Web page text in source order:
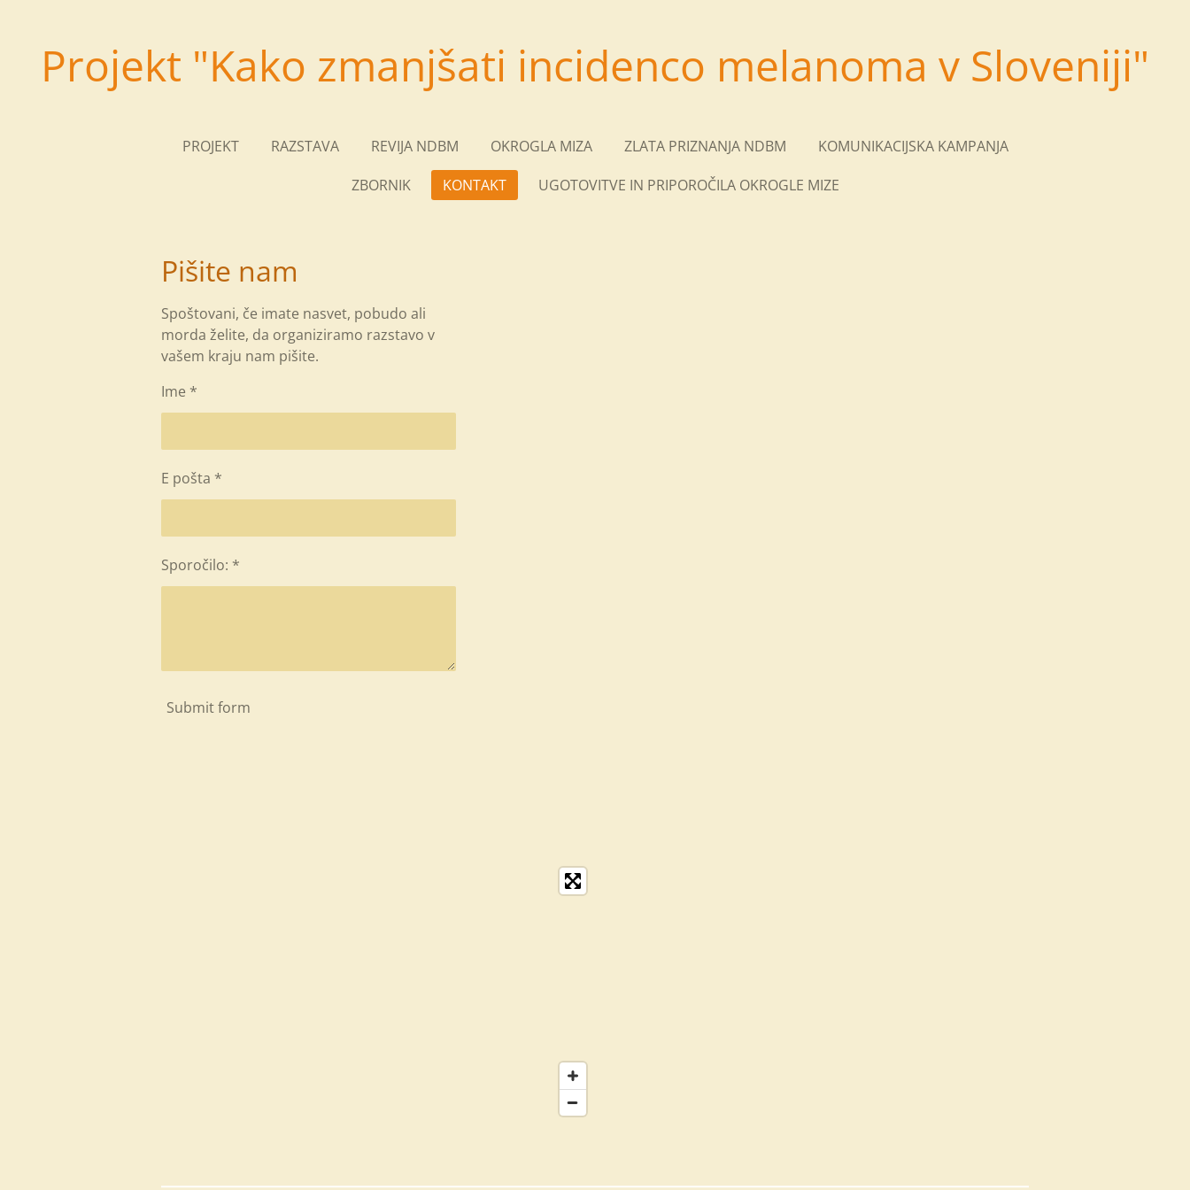
contentProjekt "Kako zmanjšati incidenco melanoma v Sloveniji"
PROJEKT RAZSTAVA REVIJA NDBM OKROGLA MIZA ZLATA PRIZNANJA NDBM
KOMUNIKACIJSKA KAMPANJA
ZBORNIK
KONTAKT UGOTOVITVE IN PRIPOROČILA OKROGLE MIZE
Pišite nam
Spoštovani, če imate nasvet, pobudo ali
morda želite, da organiziramo razstavo v
vašem kraju nam pišite.
Ime *
E pošta *
Sporočilo: *
Submit form